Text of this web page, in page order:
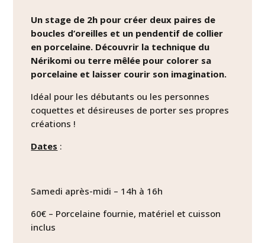
Un stage de 2h pour créer deux paires de
boucles d’oreilles et un pendentif de collier
en porcelaine. Découvrir la technique du
Nérikomi ou terre mêlée pour colorer sa
porcelaine et laisser courir son imagination.
Idéal pour les débutants ou les personnes
coquettes et désireuses de porter ses propres
créations !
Dates :
Samedi après-midi – 14h à 16h
60€ – Porcelaine fournie, matériel et cuisson
inclus